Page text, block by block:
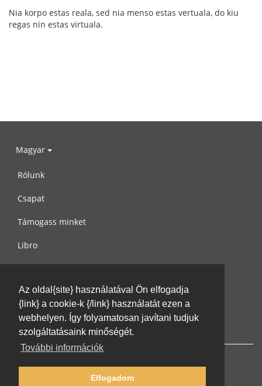
Az oldal{site} használatával Ön elfogadja
{link} a cookie-k {/link} használatát ezen a
webhelyen. Így folyamatosan javítani tudjuk
szolgáltatásaink minőségét.
További információk
Elfogadom
Nia korpo estas reala, sed nia menso estas vertuala, do kiu
regas nin estas virtuala.
Magyar
Rólunk
Csapat
Támogass minket
Libro
Használati feltételek
Írj nekünk